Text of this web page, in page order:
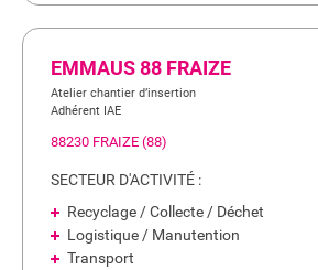
EMMAUS 88 FRAIZE
Atelier chantier d’insertion
Adhérent IAE
88230 FRAIZE (88)
SECTEUR D'ACTIVITÉ :
Recyclage / Collecte / Déchet
Logistique / Manutention
Transport